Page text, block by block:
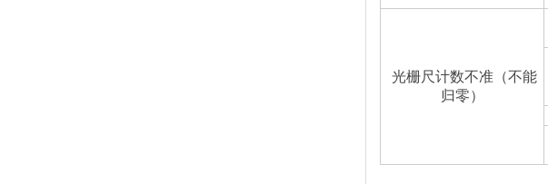
光栅尺计数不准（不能
归零）